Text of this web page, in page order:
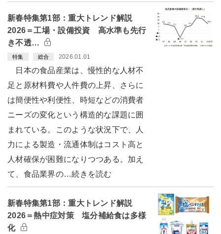
新春特集第1部：重大トレンド解説
2026＝工場・設備投資 高水準も先行
き不透…
特集 総合 2026.01.01
日本の食品産業は、慢性的な人材不
足と原材料費や人件費の上昇、さらに
は簡便性や利便性、時短などの消費者
ニーズの変化という構造的な課題に囲
まれている。このような状況下で、人
力による製造・流通体制はコスト高と
人材確保が困難になりつつある。加え
て、食品業界の…続きを読む
新春特集第1部：重大トレンド解説
2026＝熱中症対策 塩分補給食は多様
化